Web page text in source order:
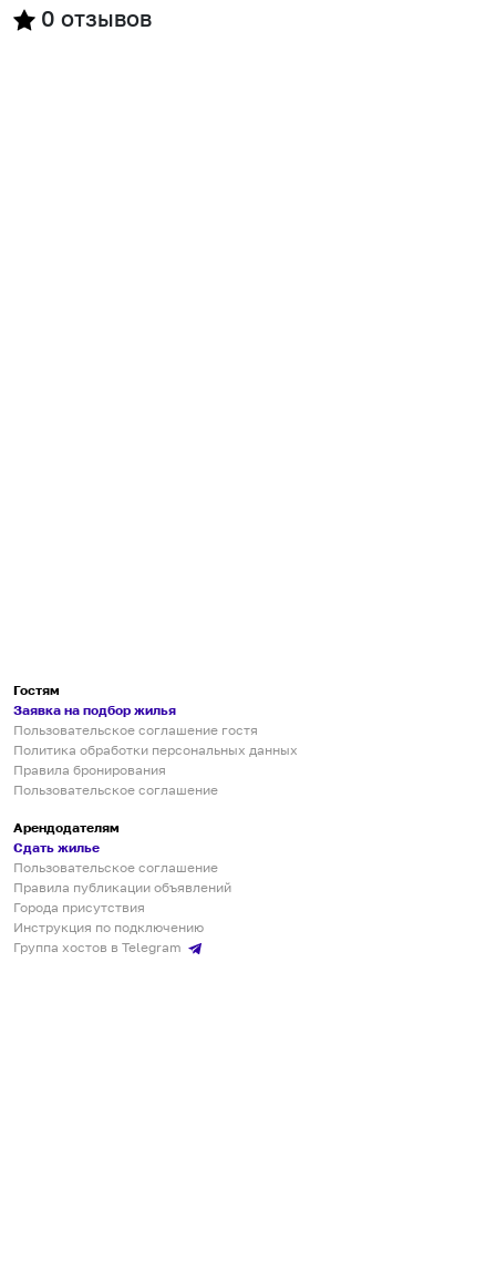
0 отзывов
Гостям
Заявка на подбор жилья
Пользовательское соглашение гостя
Политика обработки персональных данных
Правила бронирования
Пользовательское соглашение
Арендодателям
Сдать жилье
Пользовательское соглашение
Правила публикации объявлений
Города присутствия
Инструкция по подключению
Группа хостов в Telegram